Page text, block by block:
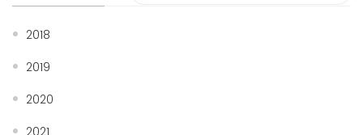
2018
2019
2020